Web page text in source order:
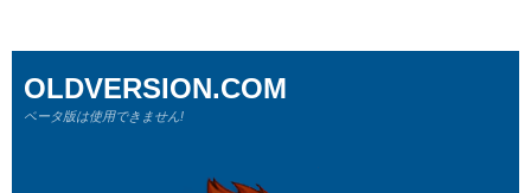
OLDVERSION.COM
ベータ版は使用できません!